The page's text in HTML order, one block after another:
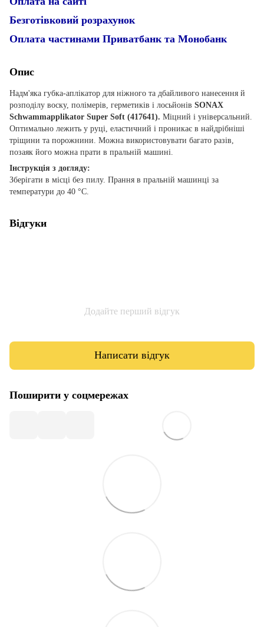
Безготівковий розрахунок
Оплата частинами Приватбанк та Монобанк
Опис
Надм'яка губка-аплікатор для ніжного та дбайливого нанесення й
розподілу воску, полімерів, герметиків і лосьйонів SONAX
Schwammapplikator Super Soft (417641). Міцний і універсальний.
Оптимально лежить у руці, еластичний і проникає в найдрібніші
тріщини та порожнини. Можна використовувати багато разів,
позаяк його можна прати в пральній машині.
Інструкція з догляду:
Зберігати в місці без пилу. Прання в пральній машинці за
температури до 40 °C.
Відгуки
Додайте перший відгук
Написати відгук
Поширити у соцмережах